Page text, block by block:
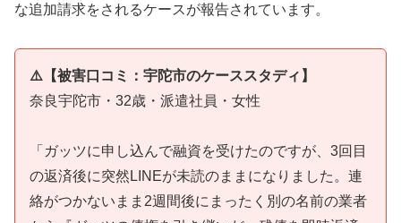
な追加請求をされるケースが報告されています。
⚠️【被害口コミ：宇陀市のケーススタディ】
奈良宇陀市・32歳・派遣社員・女性
「ガッツに申し込んで融資を受けたのですが、3回目
の返済後に突然LINEが未読のままになりました。連
絡がつかないまま2週間後にまったく別の名前の業者